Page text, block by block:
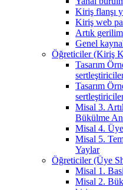
Kiriş flanşı
Kiriş web
Artık gerilim
Genel
Öğreticiler (Kiriş
Tasarım
Tasarım
Misal 3.
Bükülme
Misal 4.
Misal 5.
Yaylar
Öğreticiler (Üye
Misal 1.
Misal 2.